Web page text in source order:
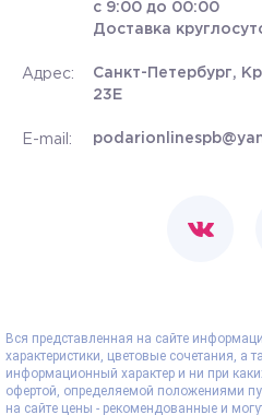
с 9:00 до 00:00
Доставка
Адрес:
Санкт-Петербург,
23Е
E-mail:
Вся представленная на сайте
характеристики, цветовые сочетания, а
информационный характер и ни при
офертой, определяемой положениями
на сайте цены - рекомендованные и